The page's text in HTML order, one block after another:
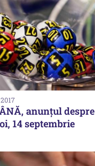
anunțul despre
14 septembrie